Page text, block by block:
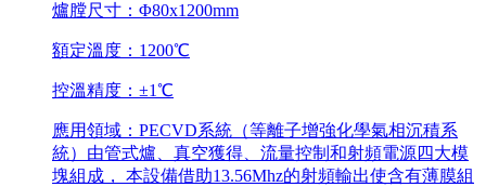
爐膛尺寸：Φ80x1200mm
額定溫度：1200℃
控溫精度：±1℃
應用領域：PECVD系統（等離子增強化學氣相沉積系
統）由管式爐、真空獲得、流量控制和射頻電源四大模
塊組成， 本設備借助13.56Mhz的射頻輸出使含有薄膜組